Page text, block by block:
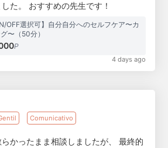
た。 おすすめの先生です！
OFF選択可】自分自分へのセルフケア〜カ
〜（50分）
P
4 days ago
Comunicativo
かったまま相談しましたが、 最終的